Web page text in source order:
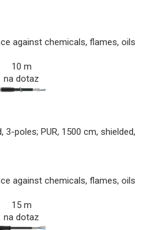
against chemicals, flames, oils
10 m
na dotaz
3-poles; PUR, 1500 cm, shielded,
against chemicals, flames, oils
15 m
na dotaz